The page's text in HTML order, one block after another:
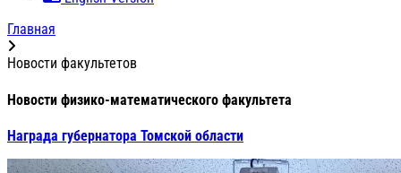
Главная
Новости факультетов
Новости физико-математического факультета
Награда губернатора Томской области